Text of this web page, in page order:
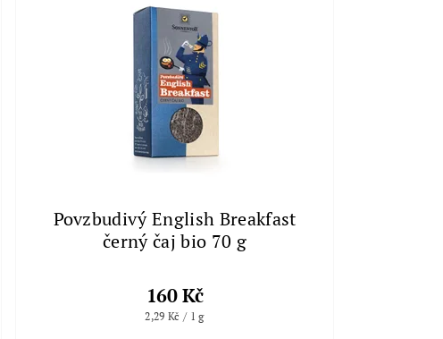
Povzbudivý English Breakfast
černý čaj bio 70 g
160 Kč
2,29 Kč / 1 g